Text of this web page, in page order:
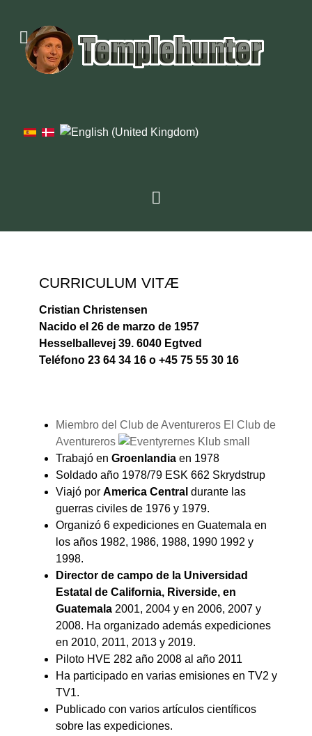
CURRICULUM VITÆ
Cristian Christensen
Nacido el 26 de marzo de 1957
Hesselballevej 39. 6040 Egtved
Teléfono 23 64 34 16 o +45 75 55 30 16
Miembro del Club de Aventureros El Club de
Aventureros
Trabajó en Groenlandia en 1978
Soldado año 1978/79 ESK 662 Skrydstrup
Viajó por America Central durante las
guerras civiles de 1976 y 1979.
Organizó 6 expediciones en Guatemala en
los años 1982, 1986, 1988, 1990 1992 y
1998.
Director de campo de la Universidad
Estatal de California, Riverside, en
Guatemala 2001, 2004 y en 2006, 2007 y
2008. Ha organizado además expediciones
en 2010, 2011, 2013 y 2019.
Piloto HVE 282 año 2008 al año 2011
Ha participado en varias emisiones en TV2 y
TV1.
Publicado con varios artículos científicos
sobre las expediciones.